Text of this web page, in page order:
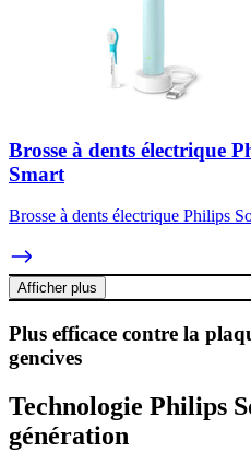
Brosse à dents électrique
Smart
Brosse à dents électrique Philips
Afficher plus
Plus efficace contre la
gencives
Technologie Philips
génération